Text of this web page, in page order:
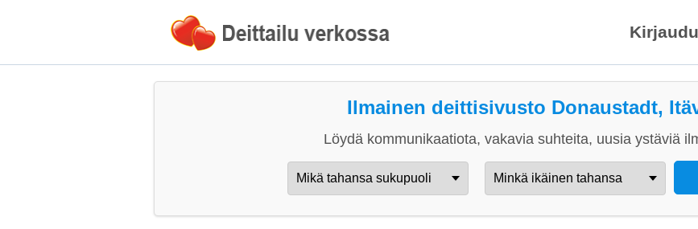
Ilmainen deittisivusto Donaustadt,
Löydä kommunikaatiota, vakavia suhteita, uusia ystäviä